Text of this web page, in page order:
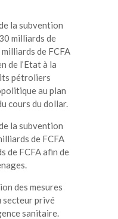
la subvention
milliards de
de FCFA
de l’Etat à la
pétroliers
au plan
cours du dollar.
la subvention
de FCFA
de FCFA afin de
des mesures
secteur privé
sanitaire.